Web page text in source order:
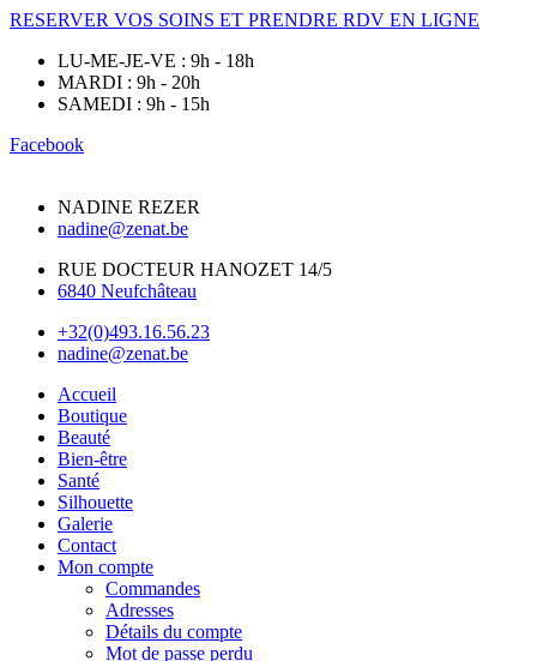
RESERVER VOS SOINS ET PRENDRE RDV EN LIGNE
LU-ME-JE-VE : 9h - 18h
MARDI : 9h - 20h
SAMEDI : 9h - 15h
Facebook
NADINE REZER
nadine@zenat.be
RUE DOCTEUR HANOZET 14/5
6840 Neufchâteau
+32(0)493.16.56.23
nadine@zenat.be
Accueil
Boutique
Beauté
Bien-être
Santé
Silhouette
Galerie
Contact
Mon compte
Commandes
Adresses
Détails du compte
Mot de passe perdu